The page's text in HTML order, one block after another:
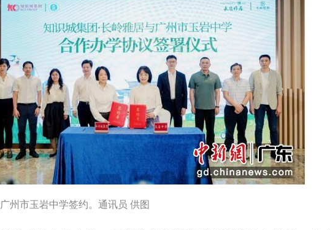
州市玉岩中学签约。通讯员 供图